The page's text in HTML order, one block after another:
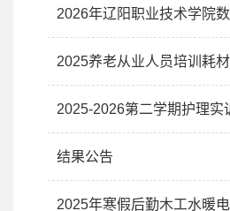
2026年辽阳职业技术学院
2025养老从业人员培训耗
2025-2026第二学期护理实
结果公告
2025年寒假后勤木工水暖